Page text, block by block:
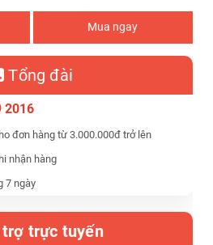
Mua ngay
Tổng đài
2016
đơn hàng từ 3.000.000đ trở lên
nhận hàng
7 ngày
trợ trực tuyến